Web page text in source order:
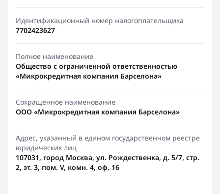
Идентификационный номер налогоплательщика
7702423627
Полное наименование
Общество с ограниченной ответственностью
«Микрокредитная компания Барселона»
Сокращенное наименование
ООО «Микрокредитная компания Барселона»
Адрес, указанный в едином государственном реестре
юридических лиц
107031, город Москва, ул. Рождественка, д. 5/7, стр.
2, эт. 3, пом. V, комн. 4, оф. 16